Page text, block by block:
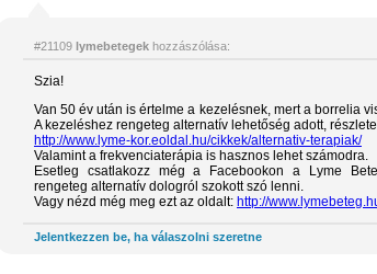
#21109 lymebetegek hozzászólása:
Szia!
Van 50 év után is értelme a kezelésnek, mert a borrelia
A kezeléshez rengeteg alternatív lehetőség adott,
http://www.lyme-kor.eoldal.hu/cikkek/alternativ-terapiak/
Valamint a frekvenciaterápia is hasznos lehet számodra.
Esetleg csatlakozz még a Facebookon a Lyme
rengeteg alternatív dologról szokott szó lenni.
Vagy nézd még meg ezt az oldalt: http://
Jelentkezzen be, ha válaszolni szeretne